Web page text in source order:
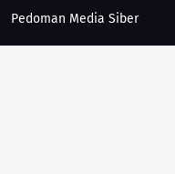
Pedoman Media Siber